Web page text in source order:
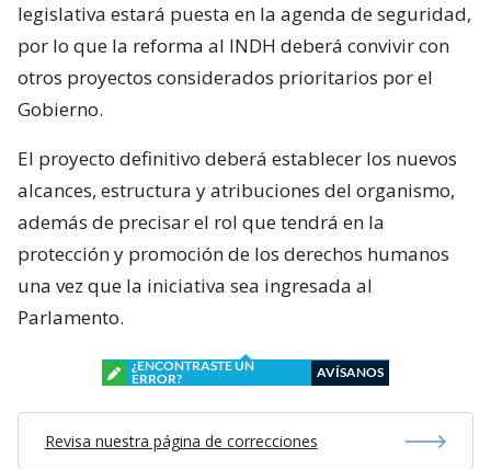
legislativa estará puesta en la agenda de seguridad,
por lo que la reforma al INDH deberá convivir con
otros proyectos considerados prioritarios por el
Gobierno.
El proyecto definitivo deberá establecer los nuevos
alcances, estructura y atribuciones del organismo,
además de precisar el rol que tendrá en la
protección y promoción de los derechos humanos
una vez que la iniciativa sea ingresada al
Parlamento.
¿ENCONTRASTE UN
ERROR?
AVÍSANOS
Revisa nuestra página de correcciones